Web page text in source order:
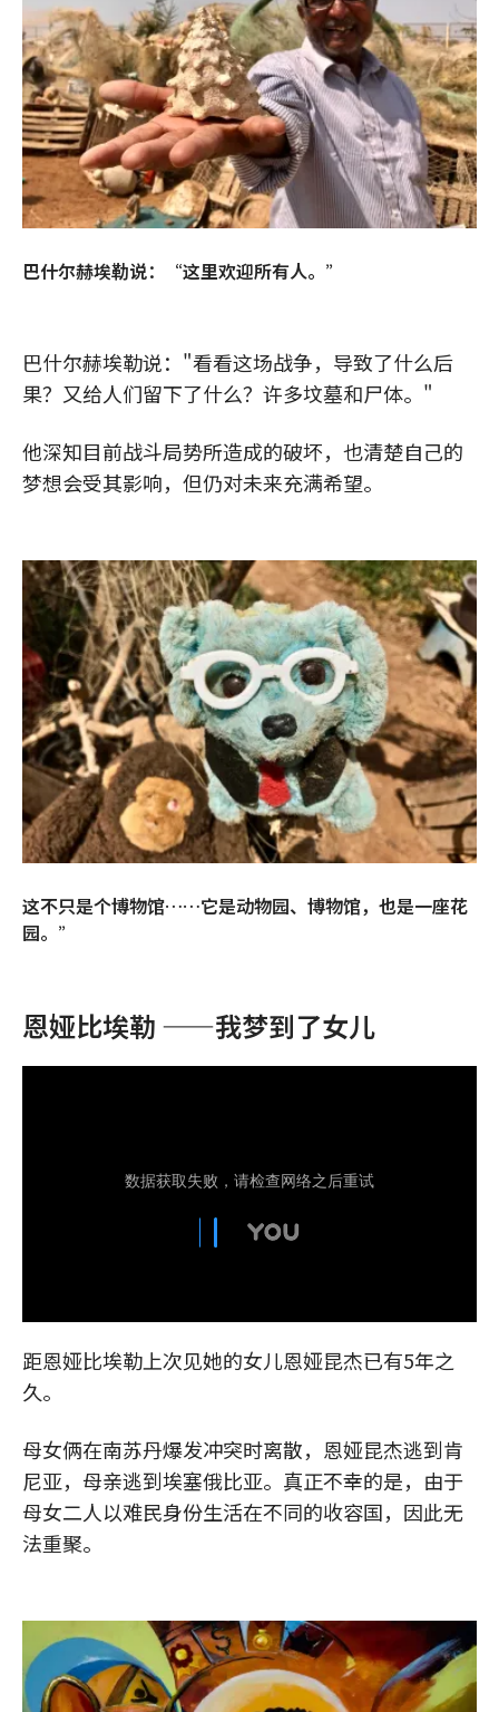
巴什尔赫埃勒说：“这里欢迎所有人。”
巴什尔赫埃勒说："看看这场战争，导致了什么后
果？又给人们留下了什么？许多坟墓和尸体。"
他深知目前战斗局势所造成的破坏，也清楚自己的
梦想会受其影响，但仍对未来充满希望。
这不只是个博物馆……它是动物园、博物馆，也是一座花
园。”
恩娅比埃勒 ——我梦到了女儿
距恩娅比埃勒上次见她的女儿恩娅昆杰已有5年之
久。
母女俩在南苏丹爆发冲突时离散，恩娅昆杰逃到肯
尼亚，母亲逃到埃塞俄比亚。真正不幸的是，由于
母女二人以难民身份生活在不同的收容国，因此无
法重聚。